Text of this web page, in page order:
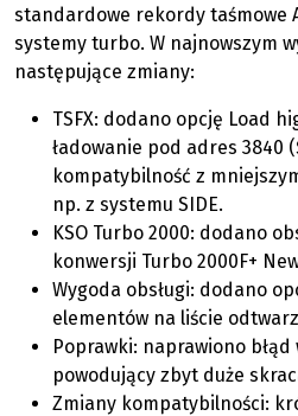
standardowe rekordy taśmowe
systemy turbo. W najnowszym
następujące zmiany:
TSFX: dodano opcję Load
ładowanie pod adres 3840
kompatybilność z
np. z systemu SIDE.
KSO Turbo 2000: dodano
konwersji Turbo 2000F+
Wygoda obsługi: dodano
elementów na liście
Poprawki: naprawiono
powodujący zbyt duże
Zmiany kompatybilności: